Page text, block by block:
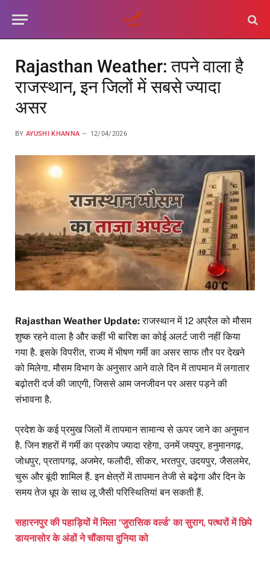
Rajasthan Weather: तपने वाला है
राजस्थान, इन जिलों में सबसे ज्यादा
असर
BY AYUSHI KHANNA 12/04/2026
Rajasthan Weather Update:राजस्थान में 12 अप्रैल को मौसम
शुष्क रहने वाला है और कहीं भी बारिश का कोई अलर्ट जारी नहीं किया
गया है. इसके विपरीत, राज्य में भीषण गर्मी का असर साफ तौर पर देखने
को मिलेगा. मौसम विभाग के अनुसार आने वाले दिन में तापमान में लगातार
बढ़ोतरी दर्ज की जाएगी, जिससे आम जनजीवन पर असर पड़ने की
संभावना है.
प्रदेश के कई प्रमुख जिलों में तापमान सामान्य से ऊपर जाने का अनुमान
है. जिन शहरों में गर्मी का प्रकोप ज्यादा रहेगा, उनमें जयपुर, हनुमानगढ़,
जोधपुर, प्रतापगढ़, अजमेर, फलौदी, सीकर, भरतपुर, उदयपुर, जैसलमेर,
चुरू और बूंदी शामिल हैं. इन क्षेत्रों में तापमान तेजी से बढ़ेगा और दिन के
समय तेज धूप के साथ लू जैसी परिस्थितियां बन सकती हैं.
सहारनपुर की पहाड़ियों में मिला ‘जुरासिक वर्ल्ड’ का सुराग, पत्थरों में छिपे
डायनासोर के अंडों ने चौंकाया दुनिया को